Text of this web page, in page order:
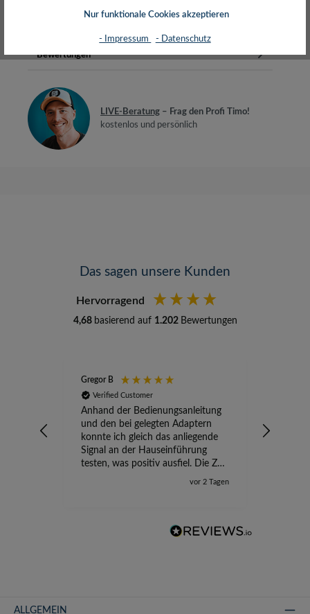
Bewertungen
LIVE-Beratung – Frag den Profi Timo!
kostenlos und persönlich
Das sagen unsere Kunden
Hervorragend
4,68 basierend auf 1.202 Bewertungen
Gregor B
Verified Customer
Anhand der Bedienungsanleitung
und den bei gelegten Adaptern
konnte ich gleich das anliegende
Signal an der Hauseinführung
testen, was positiv ausfiel. Die Zeit
der Ungewissheit ist jetzt vorbei,
vor 2 Tagen
ALLGEMEIN
Nur funktionale Cookies akzeptieren
- Impressum - Datenschutz